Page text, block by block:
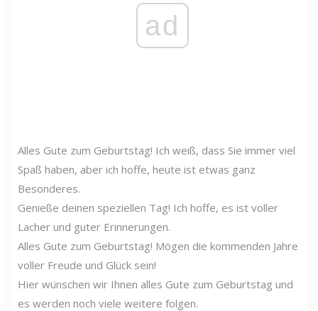
ad
Alles Gute zum Geburtstag! Ich weiß, dass Sie immer viel
Spaß haben, aber ich hoffe, heute ist etwas ganz
Besonderes.
Genieße deinen speziellen Tag! Ich hoffe, es ist voller
Lacher und guter Erinnerungen.
Alles Gute zum Geburtstag! Mögen die kommenden Jahre
voller Freude und Glück sein!
Hier wünschen wir Ihnen alles Gute zum Geburtstag und
es werden noch viele weitere folgen.